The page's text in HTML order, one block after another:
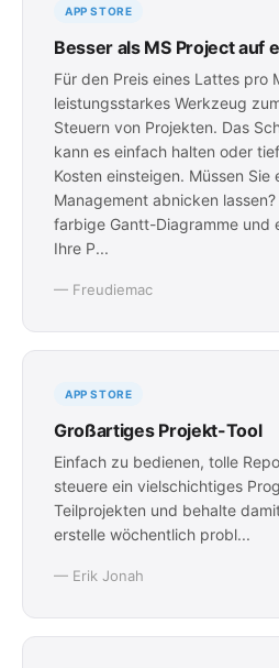
APP STORE
Besser als MS Project auf
Für den Preis eines Lattes pro
leistungsstarkes Werkzeug
Steuern von Projekten. Das
kann es einfach halten oder
Kosten einsteigen. Müssen Sie
Management abnicken
farbige Gantt-Diagramme und
Ihre P...
— Freudiemac
APP STORE
Großartiges Projekt-Tool
Einfach zu bedienen, tolle
steuere ein vielschichtiges
Teilprojekten und behalte
erstelle wöchentlich probl...
— Erik Jonah